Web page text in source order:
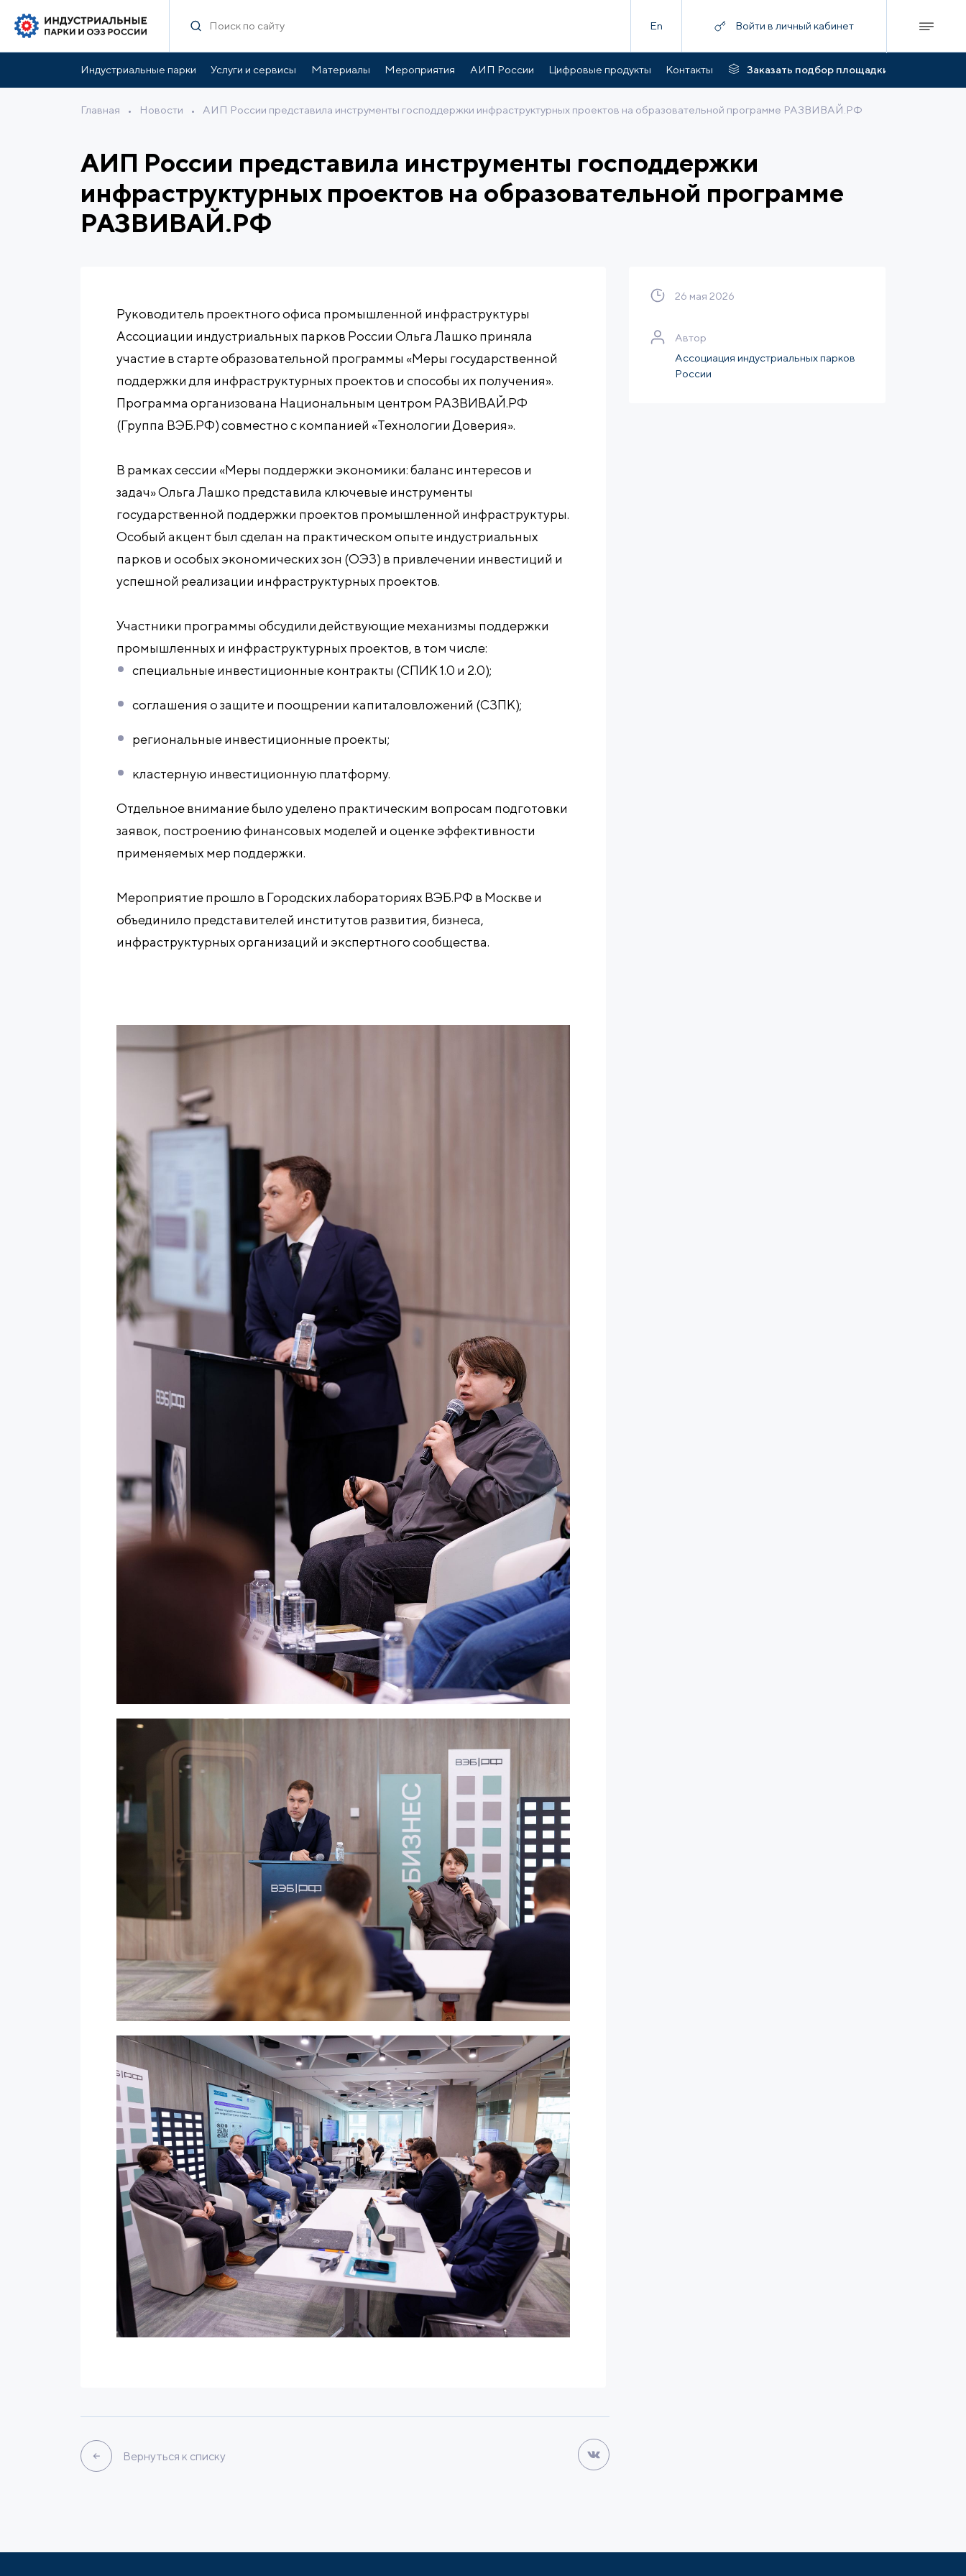
En Войти в личный кабинет
Индустриальные парки Услуги и сервисы Материалы Мероприятия АИП России Цифровые продукты Контакты Заказать подбор площадки
Главная • Новости • АИП России представила инструменты господдержки инфраструктурных проектов на образовательной программе РАЗВИВАЙ.РФ
АИП России представила инструменты господдержки
инфраструктурных проектов на образовательной программе
РАЗВИВАЙ.РФ
Руководитель проектного офиса промышленной инфраструктуры
Ассоциации индустриальных парков России Ольга Лашко приняла
участие в старте образовательной программы «Меры государственной
поддержки для инфраструктурных проектов и способы их получения».
Программа организована Национальным центром РАЗВИВАЙ.РФ
(Группа ВЭБ.РФ) совместно с компанией «Технологии Доверия».
В рамках сессии «Меры поддержки экономики: баланс интересов и
задач» Ольга Лашко представила ключевые инструменты
государственной поддержки проектов промышленной инфраструктуры.
Особый акцент был сделан на практическом опыте индустриальных
парков и особых экономических зон (ОЭЗ) в привлечении инвестиций и
успешной реализации инфраструктурных проектов.
Участники программы обсудили действующие механизмы поддержки
промышленных и инфраструктурных проектов, в том числе:
специальные инвестиционные контракты (СПИК 1.0 и 2.0);
соглашения о защите и поощрении капиталовложений (СЗПК);
региональные инвестиционные проекты;
кластерную инвестиционную платформу.
Отдельное внимание было уделено практическим вопросам подготовки
заявок, построению финансовых моделей и оценке эффективности
применяемых мер поддержки.
Мероприятие прошло в Городских лабораториях ВЭБ.РФ в Москве и
объединило представителей институтов развития, бизнеса,
инфраструктурных организаций и экспертного сообщества.
26 мая 2026
Автор
Ассоциация индустриальных парков
России
Вернуться к списку